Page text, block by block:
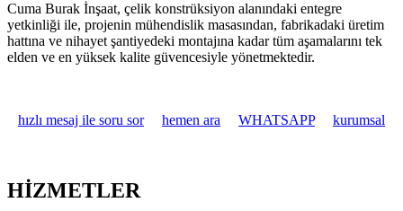
Cuma Burak İnşaat, çelik konstrüksiyon alanındaki entegre
yetkinliği ile, projenin mühendislik masasından, fabrikadaki üretim
hattına ve nihayet şantiyedeki montajına kadar tüm aşamalarını tek
elden ve en yüksek kalite güvencesiyle yönetmektedir.
hızlı mesaj ile soru sor hemen ara WHATSAPP kurumsal
HİZMETLER